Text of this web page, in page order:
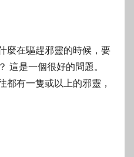
麼在驅趕邪靈的時候，要
這是一個很好的問題。
都有一隻或以上的邪靈，